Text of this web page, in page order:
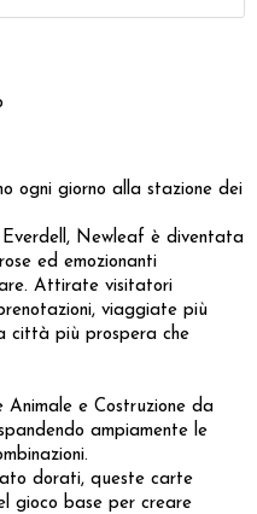
ogni giorno alla stazione dei
Newleaf è diventata
ed emozionanti
Attirate visitatori
viaggiate più
città più prospera che
e Costruzione da
ampiamente le
dorati, queste carte
gioco base per creare